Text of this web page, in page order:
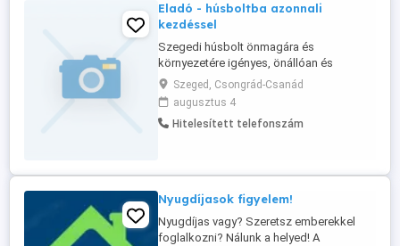
Eladó - húsboltba azonnali
kezdéssel
Szegedi húsbolt önmagára és
környezetére igényes, önállóan és
csapatban is dolgozni tudó, pontos,
megbízható, kereskedelemben
tapasztalattal rendelkező eladót keres
heti 5 napra, 8 órás bejelentett
Szeged, Csongrád-Csanád
augusztus 4
Hitelesített telefonszám
Nyugdíjasok figyelem!
Nyugdíjas vagy? Szeretsz emberekkel
foglalkozni? Nálunk a helyed! A